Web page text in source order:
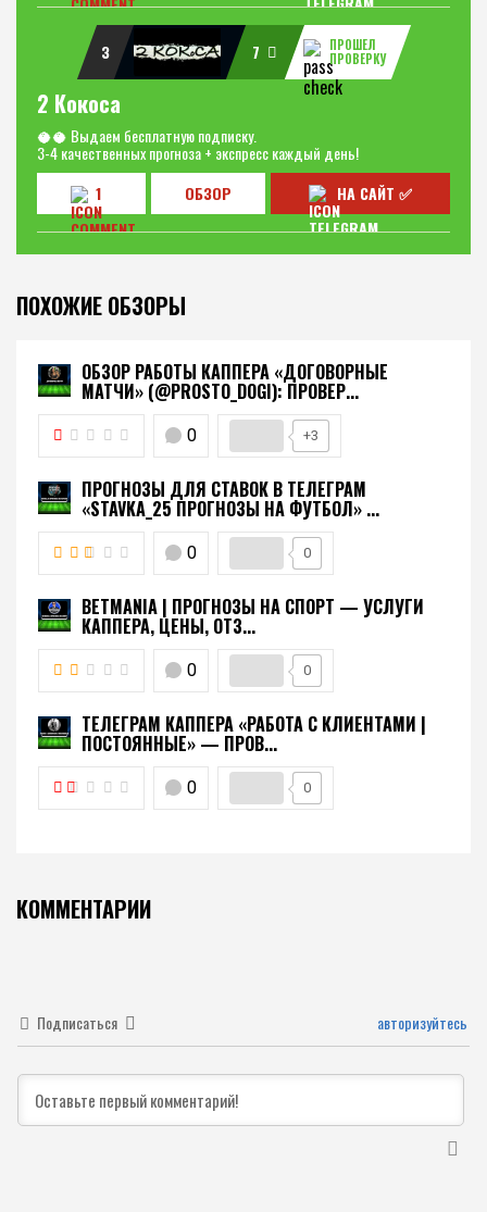
3 7
ПРОШЕЛ
ПРОВЕРКУ
2 Кокоса
🥥🥥 Выдаем бесплатную подписку.
3-4 качественных прогноза + экспресс каждый день!
1
ОБЗОР НА САЙТ ✅
ПОХОЖИЕ ОБЗОРЫ
ОБЗОР РАБОТЫ КАППЕРА «ДОГОВОРНЫЕ
МАТЧИ» (@PROSTO_DOGI): ПРОВЕР...
0 +3
ПРОГНОЗЫ ДЛЯ СТАВОК В ТЕЛЕГРАМ
«STAVKA_25 ПРОГНОЗЫ НА ФУТБОЛ» ...
0 0
BETMANIA | ПРОГНОЗЫ НА СПОРТ — УСЛУГИ
КАППЕРА, ЦЕНЫ, ОТЗ...
0 0
ТЕЛЕГРАМ КАППЕРА «РАБОТА С КЛИЕНТАМИ |
ПОСТОЯННЫЕ» — ПРОВ...
0 0
КОММЕНТАРИИ
Подписаться авторизуйтесь